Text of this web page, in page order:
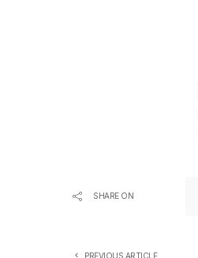
SHARE ON
PREVIOUS ARTICLE